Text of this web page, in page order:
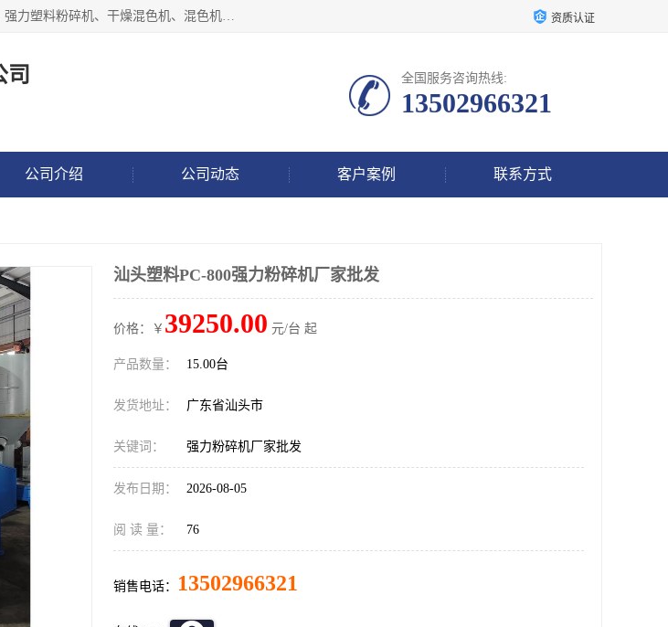
汕头经济特区震龙塑料机械有限公司专注于制造强力粉碎机、静音粉碎机、塑料粉碎机、强力塑料粉碎机、干燥混色机、混色机、冷水机、上料机等塑料辅助机械。 资质认证
司 全国服务咨询热线:
13502966321
公司介绍 公司动态 客户案例 联系方式
汕头塑料PC-800强力粉碎机厂家批发
价格：￥ 39250.00 元/台 起
产品数量： 15.00台
发货地址： 广东省汕头市
关键词： 强力粉碎机厂家批发
发布日期： 2026-08-05
阅 读 量： 76
销售电话： 13502966321